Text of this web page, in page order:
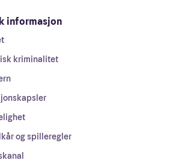
informasjon
kriminalitet
og spilleregler